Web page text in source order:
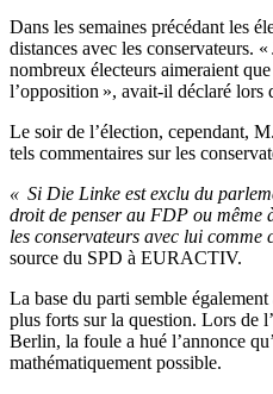
Dans les semaines précédant les
distances avec les conservateurs. «
nombreux électeurs aimeraient
l’opposition », avait-il déclaré lors
Le soir de l’élection, cependant,
tels commentaires sur les
« Si Die Linke est exclu du
droit de penser au FDP ou même
les conservateurs avec lui comme
source du SPD à EURACTIV.
La base du parti semble
plus forts sur la question. Lors de
Berlin, la foule a hué l’annonce
mathématiquement possible.